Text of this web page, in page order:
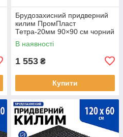
Брудозахисний придверний
килим ПромПласт
Тетра-20мм 90×90 см чорний
В наявності
1 553 ₴
Купити